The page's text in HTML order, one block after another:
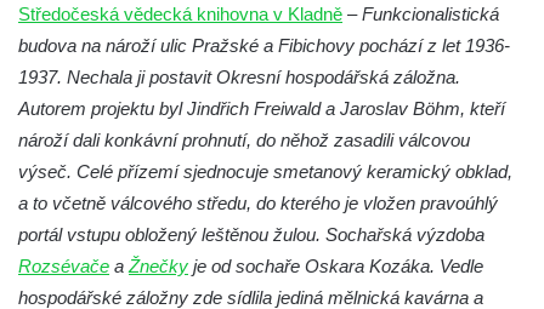
Biskupská rezidence v Českých
Budějovicích
Dům čp. 20 ve Velešíně, zvaný U Kantůrků
či Kaplanka
Fara v Římově
Budova spořitelny čp. 1127/1 a 1127/25 v
Rumburku
Pobočka Německé zemědělské a
průmyslové banky čp. 852/30 v Rumburku
Středočeská vědecká knihovna v Kladně –Funkcionalistická
budova na nároží ulic Pražské a Fibichovy pochází z let 1936-
1937. Nechala ji postavit Okresní hospodářská záložna.
Autorem projektu byl Jindřich Freiwald a Jaroslav Böhm, kteří
nároží dali konkávní prohnutí, do něhož zasadili válcovou
výseč. Celé přízemí sjednocuje smetanový keramický obklad,
a to včetně válcového středu, do kterého je vložen pravoúhlý
portál vstupu obložený leštěnou žulou. Sochařská výzdoba
Rozsévače a Žnečky je od sochaře Oskara Kozáka. Vedle
hospodářské záložny zde sídlila jediná mělnická kavárna a